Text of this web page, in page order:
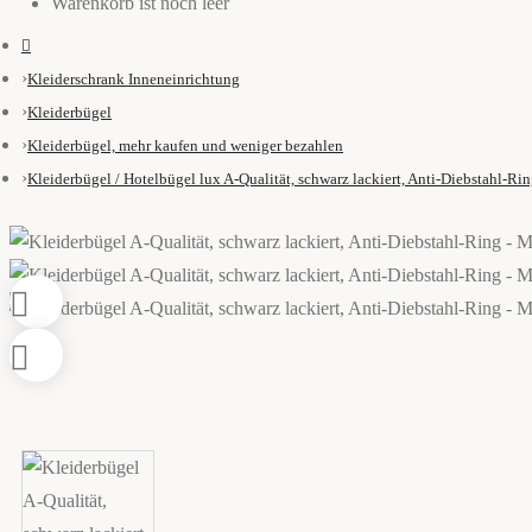
Kleiderschrank Inneneinrichtung
Kleiderbügel
Kleiderbügel, mehr kaufen und weniger bezahlen
Kleiderbügel / Hotelbügel lux A-Qualität, schwarz lackiert, Anti-Diebstahl-